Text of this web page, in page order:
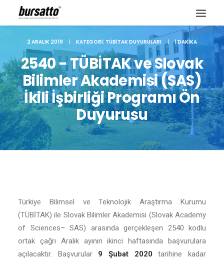
2 ARALIK 2019 | KATEGORI: TÜBITAK DUYURULARI | 1 DAKIKA
2540 - TÜBİTAK ve Slovak
Bilimler Akademisi (SAS)
İkili İşbirliği Programı Ön
Duyurusu
Türkiye Bilimsel ve Teknolojik Araştırma Kurumu
(TÜBİTAK) ile Slovak Bilimler Akademisi (Slovak Academy
of Sciences– SAS) arasında gerçekleşen 2540 kodlu
ortak çağrı Aralık ayının ikinci haftasında başvurulara
açılacaktır. Başvurular 9 Şubat 2020 tarihine kadar